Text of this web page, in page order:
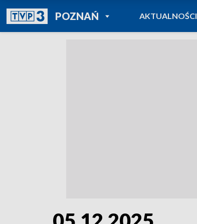
POZNAŃPOWRÓT DO
TVP REGIONY
AKTUALNOŚCI